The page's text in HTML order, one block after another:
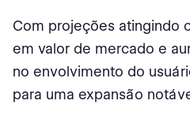
IA em estatísticas de RH e
Tamanho e crescimento do
Adoção e uso de IA no
Com projeções atingindo
em valor de mercado e
no envolvimento do
para uma expansão